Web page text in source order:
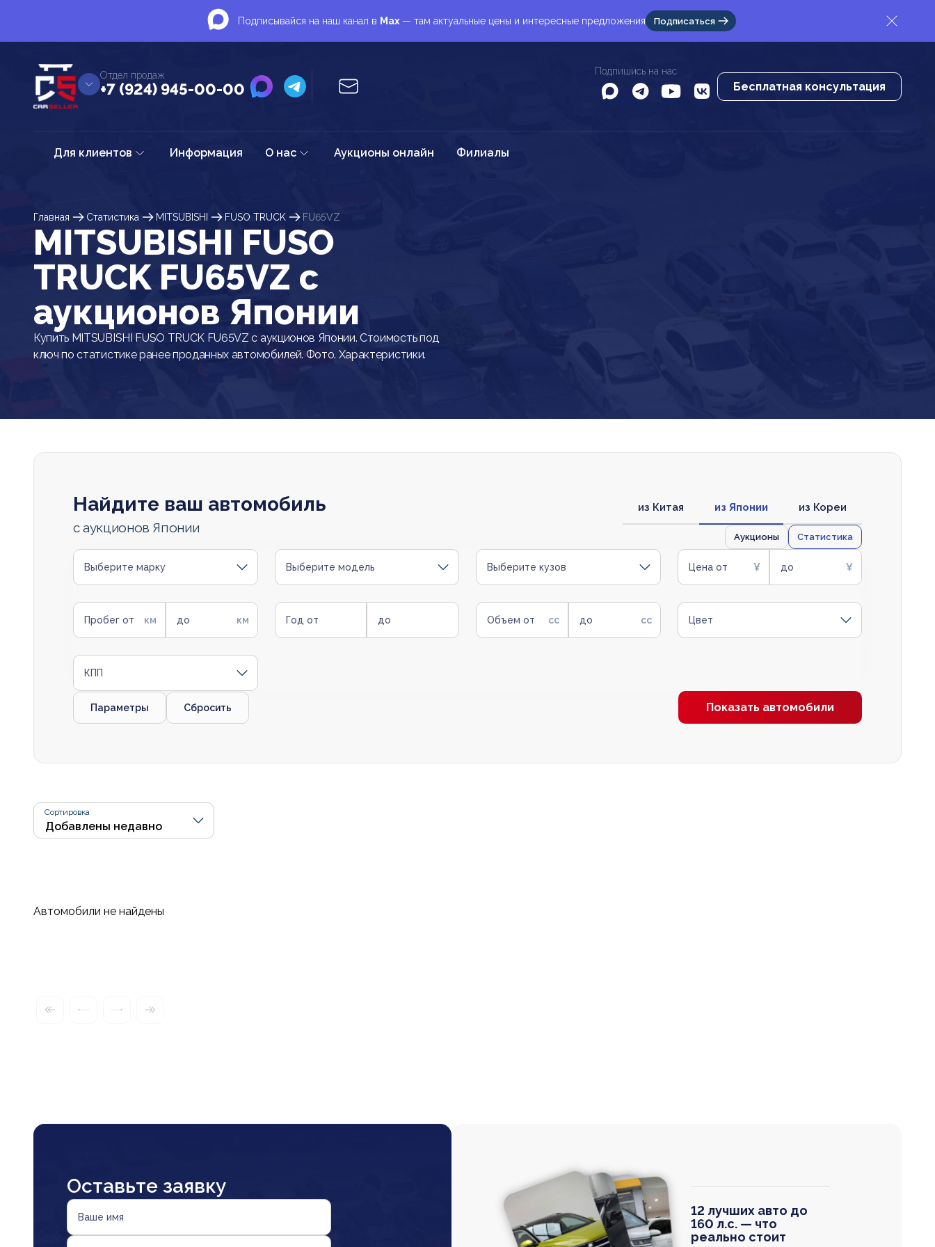
Подписывайся на наш канал в Max — там актуальные цены и интересные предложения Подписаться
Отдел продаж
+7 (924) 945-00-00
Подпишись на нас
Бесплатная консультация
Для клиентов Информация О нас Аукционы онлайн Филиалы
Главная Статистика MITSUBISHI FUSO TRUCK FU65VZ
MITSUBISHI FUSO
TRUCK FU65VZ c
аукционов Японии
Купить MITSUBISHI FUSO TRUCK FU65VZ с аукционов Японии. Стоимость под
ключ по статистике ранее проданных автомобилей. Фото. Характеристики.
Найдите ваш автомобиль
с аукционов Японии
из Китая из Японии из Кореи
Аукционы Статистика
Выберите марку Выберите модель Выберите кузов Цена от до
Пробег от до Год от до Объем от до Цвет
КПП
Параметры Сбросить Показать автомобили
Сортировка
Автомобили не найдены
Оставьте заявку
Ваше имя
12 лучших авто до
160 л.с. — что
реально стоит